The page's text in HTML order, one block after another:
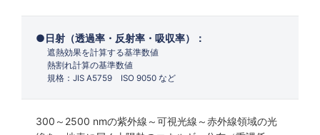
日射（透過率・反射率・吸収率）：
遮熱効果を計算する基準数値
熱割れ計算の基準数値
規格：JIS A5759 ISO 9050 など
300～2500 nmの紫外線～可視光線～赤外線領域の光